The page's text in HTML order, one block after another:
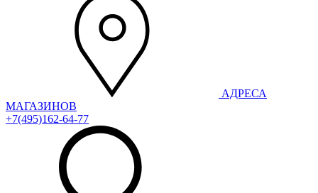
АДРЕСА
МАГАЗИНОВ
+7(495)162-64-77